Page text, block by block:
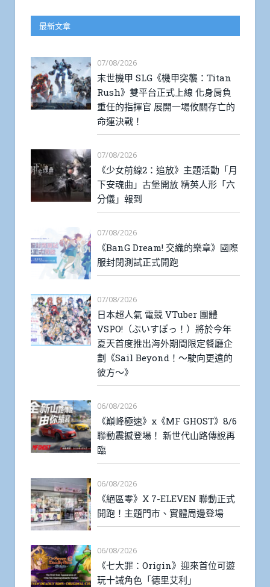
最新文章
07/08/2026
末世機甲 SLG《機甲突襲：Titan
Rush》雙平台正式上線 化身肩負
重任的指揮官 展開一場攸關存亡的
命運決戰！
07/08/2026
《少女前線2：追放》主題活動「月
下安魂曲」古堡開放 精英人形「六
分儀」報到
07/08/2026
《BanG Dream! 交織的樂章》國際
服封閉測試正式開跑
07/08/2026
日本超人氣 電競 VTuber 團體
VSPO!（ぶいすぽっ！）將於今年
夏天首度推出海外期間限定餐廳企
劃《Sail Beyond！～駛向更遠的
彼方～》
06/08/2026
《巔峰極速》x《MF GHOST》8/6
聯動震撼登場！ 新世代山路傳說再
臨
06/08/2026
《絕區零》X 7-ELEVEN 聯動正式
開跑！主題門市、實體周邊登場
06/08/2026
《七大罪：Origin》迎來首位可遊
玩十誡角色「德里艾利」